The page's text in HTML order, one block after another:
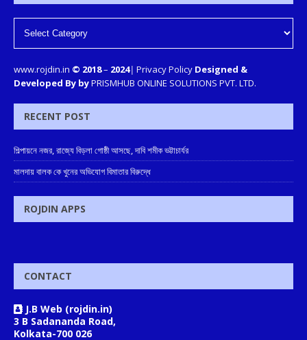
www.rojdin.in © 2018– 2024| Privacy Policy Designed &
Developed By byPRISMHUB ONLINE SOLUTIONS PVT. LTD.
RECENT POST
শিল্পায়নে নজর, রাজ্যে বিড়লা গোষ্ঠী আসছে, দাবি শমীক ভট্টাচার্যর
মালদায় বালক কে খুনের অভিযোগ বিমাতার বিরুদ্ধে
ROJDIN APPS
CONTACT
J.B Web (rojdin.in)
3 B Sadananda Road,
Kolkata-700 026